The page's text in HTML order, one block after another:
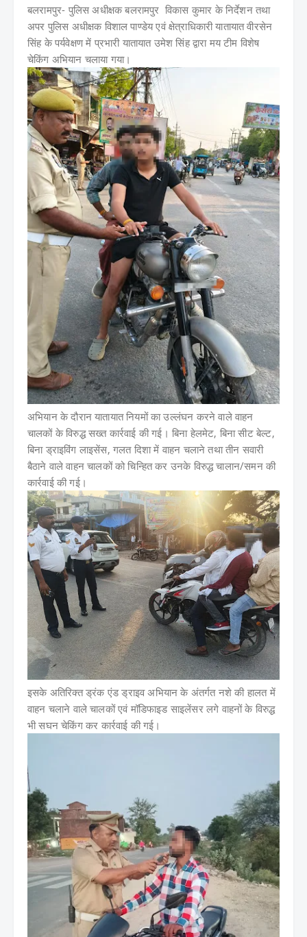
बलरामपुर- पुलिस अधीक्षक बलरामपुर विकास कुमार के निर्देशन तथा
अपर पुलिस अधीक्षक विशाल पाण्डेय एवं क्षेत्राधिकारी यातायात वीरसेन
सिंह के पर्यवेक्षण में प्रभारी यातायात उमेश सिंह द्वारा मय टीम विशेष
चेकिंग अभियान चलाया गया।
अभियान के दौरान यातायात नियमों का उल्लंघन करने वाले वाहन
चालकों के विरुद्ध सख्त कार्रवाई की गई। बिना हेलमेट, बिना सीट बेल्ट,
बिना ड्राइविंग लाइसेंस, गलत दिशा में वाहन चलाने तथा तीन सवारी
बैठाने वाले वाहन चालकों को चिन्हित कर उनके विरुद्ध चालान/समन की
कार्रवाई की गई।
इसके अतिरिक्त ड्रंक एंड ड्राइव अभियान के अंतर्गत नशे की हालत में
वाहन चलाने वाले चालकों एवं मॉडिफाइड साइलेंसर लगे वाहनों के विरुद्ध
भी सघन चेकिंग कर कार्रवाई की गई।